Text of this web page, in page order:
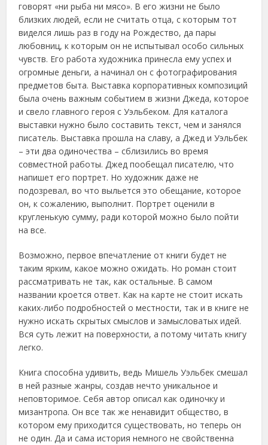
говорят «ни рыба ни мясо». В его жизни не было
близких людей, если не считать отца, с которым тот
виделся лишь раз в году на Рождество, да пары
любовниц, к которым он не испытывал особо сильных
чувств. Его работа художника принесла ему успех и
огромные деньги, а начинал он с фотографирования
предметов быта. Выставка корпоративных композиций
была очень важным событием в жизни Джеда, которое
и свело главного героя с Уэльбеком. Для каталога
выставки нужно было составить текст, чем и занялся
писатель. Выставка прошла на славу, а Джед и Уэльбек
– эти два одиночества – сблизились во время
совместной работы. Джед пообещал писателю, что
напишет его портрет. Но художник даже не
подозревал, во что выльется это обещание, которое
он, к сожалению, выполнит. Портрет оценили в
кругленькую сумму, ради которой можно было пойти
на все.
Возможно, первое впечатление от книги будет не
таким ярким, какое можно ожидать. Но роман стоит
рассматривать не так, как остальные. В самом
названии кроется ответ. Как на карте не стоит искать
каких-либо подробностей о местности, так и в книге не
нужно искать скрытых смыслов и замысловатых идей.
Вся суть лежит на поверхности, а потому читать книгу
легко.
Книга способна удивить, ведь Мишель Уэльбек смешал
в ней разные жанры, создав нечто уникальное и
неповторимое. Себя автор описал как одиночку и
мизантропа. Он все так же ненавидит общество, в
котором ему приходится существовать, но теперь он
не один. Да и сама история немного не свойственна